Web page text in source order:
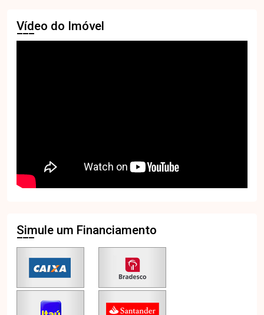
Vídeo do Imóvel
Simule um Financiamento